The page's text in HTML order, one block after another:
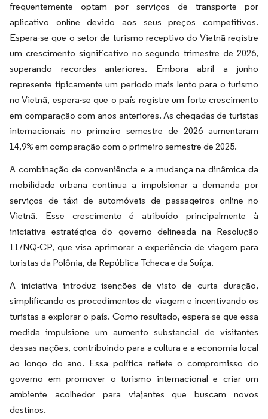
frequentemente optam por serviços de transporte por
aplicativo online devido aos seus preços competitivos.
Espera-se que o setor de turismo receptivo do Vietnã registre
um crescimento significativo no segundo trimestre de 2026,
superando recordes anteriores. Embora abril a junho
represente tipicamente um período mais lento para o turismo
no Vietnã, espera-se que o país registre um forte crescimento
em comparação com anos anteriores. As chegadas de turistas
internacionais no primeiro semestre de 2026 aumentaram
14,9% em comparação com o primeiro semestre de 2025.
A combinação de conveniência e a mudança na dinâmica da
mobilidade urbana continua a impulsionar a demanda por
serviços de táxi de automóveis de passageiros online no
Vietnã. Esse crescimento é atribuído principalmente à
iniciativa estratégica do governo delineada na Resolução
11/NQ-CP, que visa aprimorar a experiência de viagem para
turistas da Polônia, da República Tcheca e da Suíça.
A iniciativa introduz isenções de visto de curta duração,
simplificando os procedimentos de viagem e incentivando os
turistas a explorar o país. Como resultado, espera-se que essa
medida impulsione um aumento substancial de visitantes
dessas nações, contribuindo para a cultura e a economia local
ao longo do ano. Essa política reflete o compromisso do
governo em promover o turismo internacional e criar um
ambiente acolhedor para viajantes que buscam novos
destinos.